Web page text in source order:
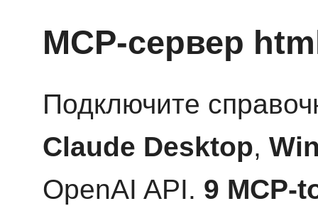
MCP-сервер
Подключите
Claude Desktop,
OpenAI API. 9 MCP-